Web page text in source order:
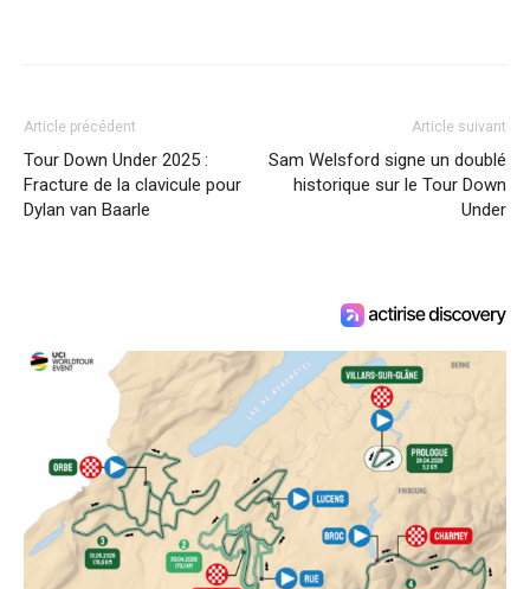
Article précédent
Tour Down Under 2025 :
Fracture de la clavicule pour
Dylan van Baarle
Article suivant
Sam Welsford signe un doublé
historique sur le Tour Down
Under